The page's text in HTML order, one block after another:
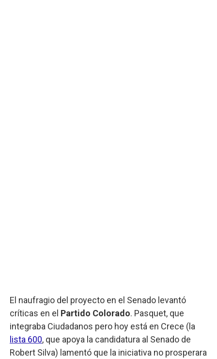
El naufragio del proyecto en el Senado levantó
críticas en el Partido Colorado. Pasquet, que
integraba Ciudadanos pero hoy está en Crece (la
lista 600, que apoya la candidatura al Senado de
Robert Silva) lamentó que la iniciativa no prosperara